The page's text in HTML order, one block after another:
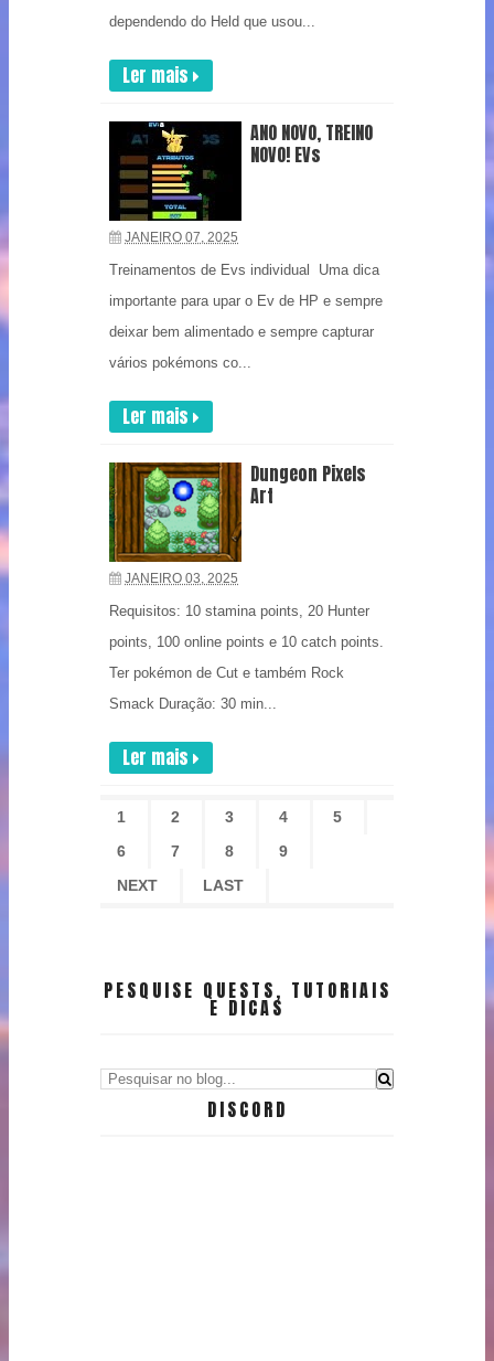
dependendo do Held que usou...
Ler mais
ANO NOVO, TREINO
NOVO! EVs
JANEIRO 07, 2025
Treinamentos de Evs individual Uma dica
importante para upar o Ev de HP e sempre
deixar bem alimentado e sempre capturar
vários pokémons co...
Ler mais
Dungeon Pixels
Art
JANEIRO 03, 2025
Requisitos: 10 stamina points, 20 Hunter
points, 100 online points e 10 catch points.
Ter pokémon de Cut e também Rock
Smack Duração: 30 min...
Ler mais
1 2 3 4
5
6
7 8
9
NEXT
LAST
PESQUISE QUESTS, TUTORIAIS
E DICAS
DISCORD